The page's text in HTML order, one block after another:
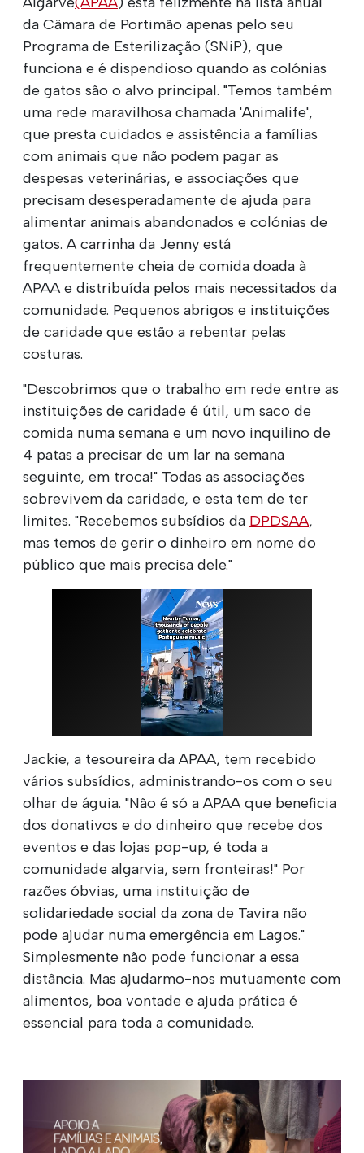
da Câmara de Portimão apenas pelo seu
Programa de Esterilização (SNiP), que
funciona e é dispendioso quando as colónias
de gatos são o alvo principal. "Temos também
uma rede maravilhosa chamada 'Animalife',
que presta cuidados e assistência a famílias
com animais que não podem pagar as
despesas veterinárias, e associações que
precisam desesperadamente de ajuda para
alimentar animais abandonados e colónias de
gatos. A carrinha da Jenny está
frequentemente cheia de comida doada à
APAA e distribuída pelos mais necessitados da
comunidade. Pequenos abrigos e instituições
de caridade que estão a rebentar pelas
costuras.
"Descobrimos que o trabalho em rede entre as
instituições de caridade é útil, um saco de
comida numa semana e um novo inquilino de
4 patas a precisar de um lar na semana
seguinte, em troca!" Todas as associações
sobrevivem da caridade, e esta tem de ter
limites. "Recebemos subsídios da DPDSAA,
mas temos de gerir o dinheiro em nome do
público que mais precisa dele."
Jackie, a tesoureira da APAA, tem recebido
vários subsídios, administrando-os com o seu
olhar de águia. "Não é só a APAA que beneficia
dos donativos e do dinheiro que recebe dos
eventos e das lojas pop-up, é toda a
comunidade algarvia, sem fronteiras!" Por
razões óbvias, uma instituição de
solidariedade social da zona de Tavira não
pode ajudar numa emergência em Lagos."
Simplesmente não pode funcionar a essa
distância. Mas ajudarmo-nos mutuamente com
alimentos, boa vontade e ajuda prática é
essencial para toda a comunidade.